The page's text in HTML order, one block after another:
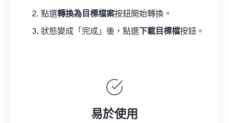
點選轉換為目標檔案按鈕開始轉換。
狀態變成「完成」後，點選 下載目標檔按鈕。
易於使用